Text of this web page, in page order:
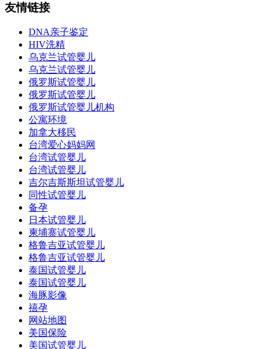
友情链接
DNA亲子鉴定
HIV洗精
乌克兰试管婴儿
乌克兰试管婴儿
俄罗斯试管婴儿
俄罗斯试管婴儿
俄罗斯试管婴儿机构
公寓环境
加拿大移民
台湾爱心妈妈网
台湾试管婴儿
台湾试管婴儿
吉尔吉斯斯坦试管婴儿
同性试管婴儿
备孕
日本试管婴儿
柬埔寨试管婴儿
格鲁吉亚试管婴儿
格鲁吉亚试管婴儿
泰国试管婴儿
泰国试管婴儿
海豚影像
禧孕
网站地图
美国保险
美国试管婴儿